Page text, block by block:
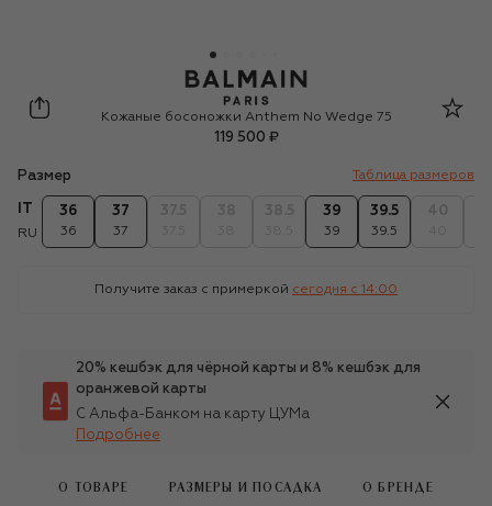
Balmain
Кожаные босоножки Anthem No Wedge 75
119 500 ₽
Размер Таблица размеров
RU
36
36
37
37
39
39
39.5
39.5
Получите заказ с примеркой сегодня c 14:00
20% кешбэк для чёрной карты и 8% кешбэк для
оранжевой карты
С Альфа-Банком на карту ЦУМа
Подробнее
О ТОВАРЕ РАЗМЕРЫ И ПОСАДКА О БРЕНДЕ